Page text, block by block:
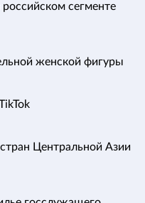
сегменте
женской фигуры
Центральной Азии